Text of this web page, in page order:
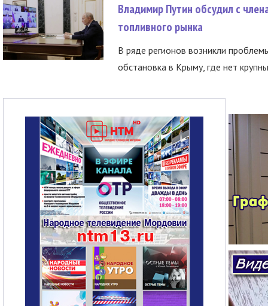
Владимир Путин обсудил с
топливного рынка
В ряде регионов возникли
обстановка в Крыму, где нет